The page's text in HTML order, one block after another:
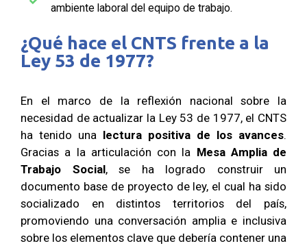
ambiente laboral del equipo de trabajo.
¿Qué hace el CNTS frente a la
Ley 53 de 1977?
En el marco de la reflexión nacional sobre la
necesidad de actualizar la Ley 53 de 1977, el CNTS
ha tenido una lectura positiva de los avances.
Gracias a la articulación con la Mesa Amplia de
Trabajo Social, se ha logrado construir un
documento base de proyecto de ley, el cual ha sido
socializado en distintos territorios del país,
promoviendo una conversación amplia e inclusiva
sobre los elementos clave que debería contener una